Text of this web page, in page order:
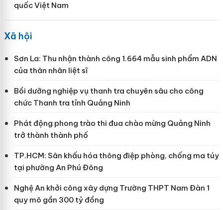
quốc Việt Nam
Xã hội
Sơn La: Thu nhận thành công 1.664 mẫu sinh phẩm ADN
của thân nhân liệt sĩ
Bồi dưỡng nghiệp vụ thanh tra chuyên sâu cho công
chức Thanh tra tỉnh Quảng Ninh
Phát động phong trào thi đua chào mừng Quảng Ninh
trở thành thành phố
TP.HCM: Sân khấu hóa thông điệp phòng, chống ma túy
tại phường An Phú Đông
Nghệ An khởi công xây dựng Trường THPT Nam Đàn 1
quy mô gần 300 tỷ đồng